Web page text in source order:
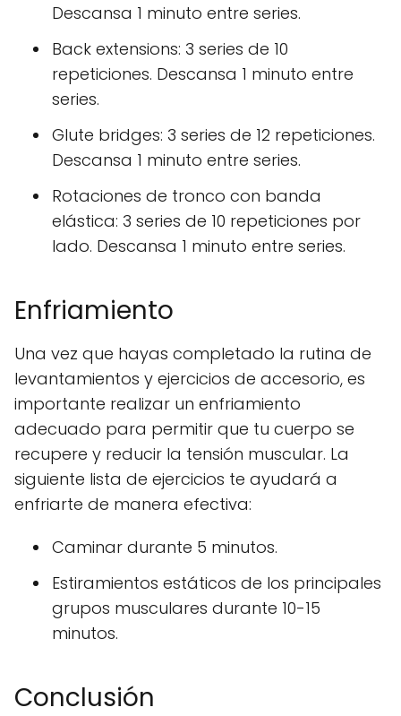
Descansa 1 minuto entre series.
Back extensions: 3 series de 10
repeticiones. Descansa 1 minuto entre
series.
Glute bridges: 3 series de 12 repeticiones.
Descansa 1 minuto entre series.
Rotaciones de tronco con banda
elástica: 3 series de 10 repeticiones por
lado. Descansa 1 minuto entre series.
Enfriamiento
Una vez que hayas completado la rutina de
levantamientos y ejercicios de accesorio, es
importante realizar un enfriamiento
adecuado para permitir que tu cuerpo se
recupere y reducir la tensión muscular. La
siguiente lista de ejercicios te ayudará a
enfriarte de manera efectiva:
Caminar durante 5 minutos.
Estiramientos estáticos de los principales
grupos musculares durante 10-15
minutos.
Conclusión